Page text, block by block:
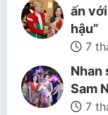
ấn
hậu”
7
Nhan
Sam
7